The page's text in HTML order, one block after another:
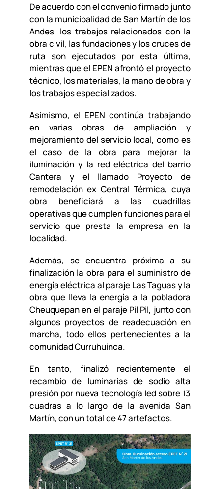
De acuerdo con el convenio firmado junto
con la municipalidad de San Martín de los
Andes, los trabajos relacionados con la
obra civil, las fundaciones y los cruces de
ruta son ejecutados por esta última,
mientras que el EPEN afrontó el proyecto
técnico, los materiales, la mano de obra y
los trabajos especializados.
Asimismo, el EPEN continúa trabajando
en varias obras de ampliación y
mejoramiento del servicio local, como es
el caso de la obra para mejorar la
iluminación y la red eléctrica del barrio
Cantera y el llamado Proyecto de
remodelación ex Central Térmica, cuya
obra beneficiará a las cuadrillas
operativas que cumplen funciones para el
servicio que presta la empresa en la
localidad.
Además, se encuentra próxima a su
finalización la obra para el suministro de
energía eléctrica al paraje Las Taguas y la
obra que lleva la energía a la pobladora
Cheuquepan en el paraje Pil Pil, junto con
algunos proyectos de readecuación en
marcha, todo ellos pertenecientes a la
comunidad Curruhuinca.
En tanto, finalizó recientemente el
recambio de luminarias de sodio alta
presión por nueva tecnología led sobre 13
cuadras a lo largo de la avenida San
Martín, con un total de 47 artefactos.